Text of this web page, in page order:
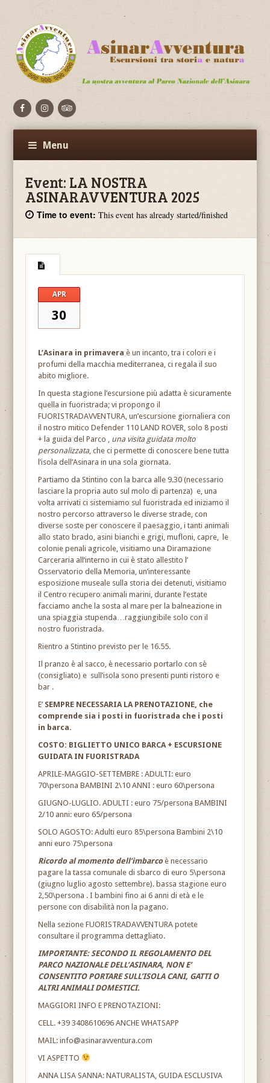
FacebookFlickr
Menu
Event:LA NOSTRA
ASINARAVVENTURA 2025
Time to event:This event has already started/finished
APR
30
L’Asinara in primavera è un incanto, tra i colori e i
profumi della macchia mediterranea, ci regala il suo
abito migliore.
In questa stagione l’escursione più adatta è sicuramente
quella in fuoristrada; vi propongo il
FUORISTRADAVVENTURA, un’escursione giornaliera con
il nostro mitico Defender 110 LAND ROVER, solo 8 posti
+ la guida del Parco , una visita guidata molto
personalizzata , che ci permette di conoscere bene tutta
l’isola dell’Asinara in una sola giornata.
Partiamo da Stintino con la barca alle 9.30 (necessario
lasciare la propria auto sul molo di partenza) e, una
volta arrivati ci sistemiamo sul fuoristrada ed iniziamo il
nostro percorso attraverso le diverse strade, con
diverse soste per conoscere il paesaggio, i tanti animali
allo stato brado, asini bianchi e grigi, mufloni, capre, le
colonie penali agricole, visitiamo una Diramazione
Carceraria all’interno in cui è stato allestito l’
Osservatorio della Memoria, un’interessante
esposizione museale sulla storia dei detenuti, visitiamo
il Centro recupero animali marini, durante l’estate
facciamo anche la sosta al mare per la balneazione in
una spiaggia stupenda…raggiungibile solo con il
nostro fuoristrada.
Rientro a Stintino previsto per le 16.55.
Il pranzo è al sacco, è necessario portarlo con sè
(consigliato) e sull’isola sono presenti punti ristoro e
bar .
E’ SEMPRE NECESSARIA LA PRENOTAZIONE, che
comprende sia i posti in fuoristrada che i posti
in barca.
COSTO: BIGLIETTO UNICO BARCA + ESCURSIONE
GUIDATA IN FUORISTRADA
APRILE-MAGGIO-SETTEMBRE : ADULTI: euro
70\persona BAMBINI 2\10 ANNI : euro 60\persona
GIUGNO-LUGLIO. ADULTI : euro 75/persona BAMBINI
2/10 anni: euro 65/persona
SOLO AGOSTO: Adulti euro 85\persona Bambini 2\10
anni euro 75\persona
Ricordo al momento dell’imbarcoè necessario
pagare la tassa comunale di sbarco di euro 5\persona
(giugno luglio agosto settembre). bassa stagione euro
2,50\persona . I bambini fino ai 6 anni di età e le
persone con disabilità non la pagano.
Nella sezione FUORISTRADAVVENTURA potete
consultare il programma dettagliato.
IMPORTANTE: SECONDO IL REGOLAMENTO DEL
PARCO NAZIONALE DELL’ASINARA, NON E’
CONSENTITO PORTARE SULL’ISOLA CANI, GATTI O
ALTRI ANIMALI DOMESTICI.
MAGGIORI INFO E PRENOTAZIONI:
CELL. +39 3408610696 ANCHE WHATSAPP
MAIL: info@asinaravventura.com
VI ASPETTO
ANNA LISA SANNA: NATURALISTA, GUIDA ESCLUSIVA